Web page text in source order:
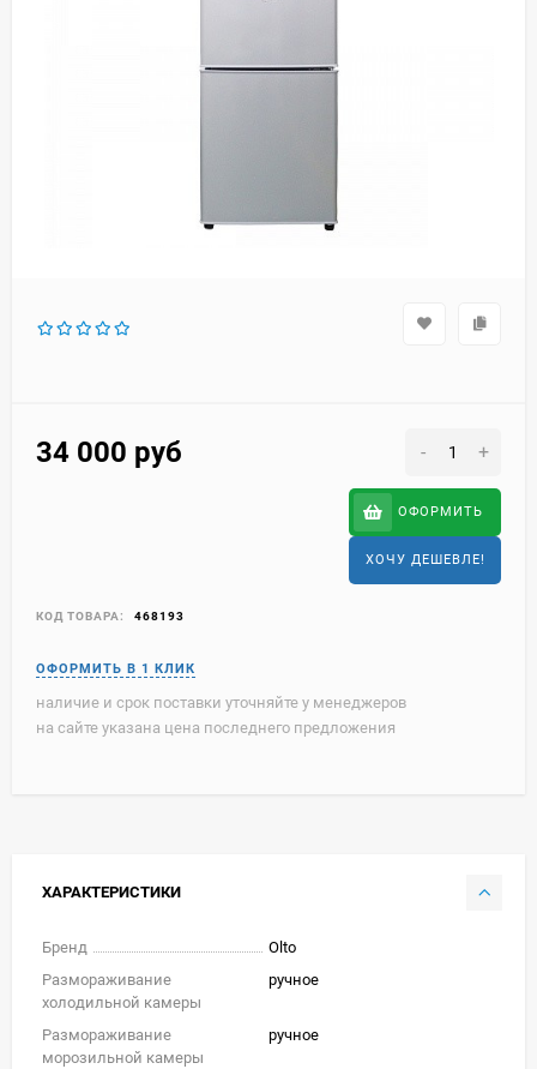
34 000 руб - +
ОФОРМИТЬ
ХОЧУ ДЕШЕВЛЕ!
КОД ТОВАРА: 468193
наличие и срок поставки уточняйте у менеджеров
на сайте указана цена последнего предложения
ХАРАКТЕРИСТИКИ
Бренд
Olto
Размораживание
холодильной камеры
ручное
Размораживание
морозильной камеры
ручное